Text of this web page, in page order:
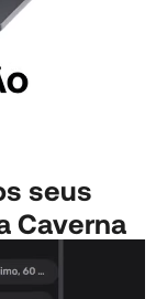
seus
Caverna